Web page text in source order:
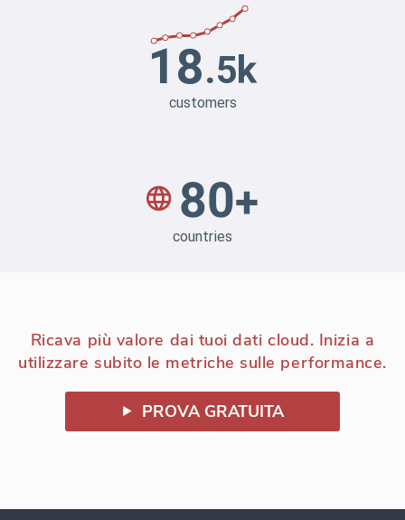
Ricava più valore dai tuoi dati cloud. Inizia a
utilizzare subito le metriche sulle performance.
PROVA GRATUITA